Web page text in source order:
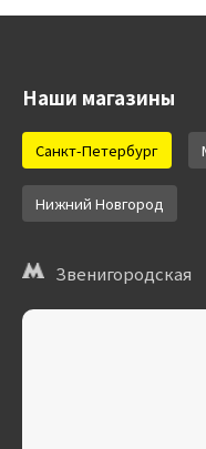
Наши магазины
Санкт-Петербург
Нижний Новгород
Звенигородская